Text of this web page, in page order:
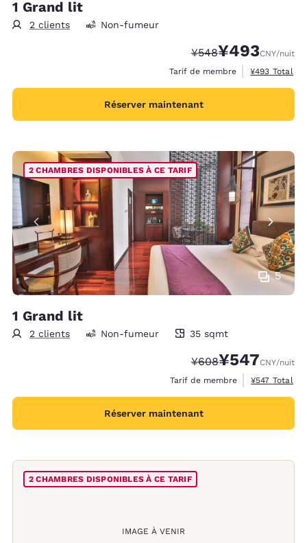
1 Grand lit
2 clients Non-fumeur
Tarif barré :
¥548Tarif réduit :
¥493CNY/nuit
Tarif de membre
Afficher les
¥493 Total
Réserver maintenant
5
2 CHAMBRES DISPONIBLES À CE TARIF
1 Grand lit
2 clients
35 mètres carrés
Non-fumeur 35 sqmt
Tarif barré :
¥608Tarif réduit :
¥547CNY/nuit
Tarif de membre
Afficher les
¥547 Total
Réserver maintenant
IMAGE À VENIR
2 CHAMBRES DISPONIBLES À CE TARIF